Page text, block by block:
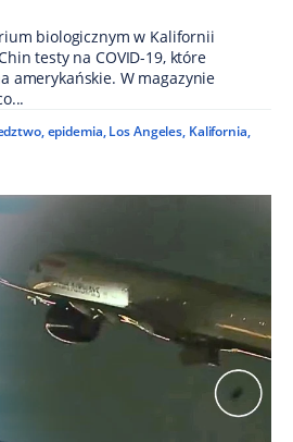
biologicznym w Kalifornii
testy na COVID-19, które
amerykańskie. W magazynie
,epidemia, Los Angeles, Kalifornia,